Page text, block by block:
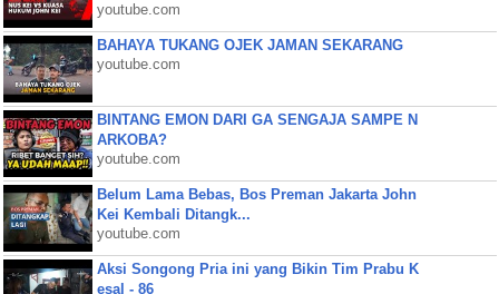
youtube.com
BAHAYA TUKANG OJEK JAMAN SEKARANG
youtube.com
BINTANG EMON DARI GA SENGAJA SAMPE N
ARKOBA?
youtube.com
Belum Lama Bebas, Bos Preman Jakarta John
Kei Kembali Ditangk...
youtube.com
Aksi Songong Pria ini yang Bikin Tim Prabu K
esal - 86